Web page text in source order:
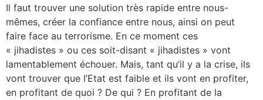
Il faut trouver une solution très rapide entre nous-
mêmes, créer la confiance entre nous, ainsi on peut
faire face au terrorisme. En ce moment ces
« jihadistes » ou ces soit-disant « jihadistes » vont
lamentablement échouer. Mais, tant qu’il y a la crise, ils
vont trouver que l’Etat est faible et ils vont en profiter,
en profitant de quoi ? De qui ? En profitant de la